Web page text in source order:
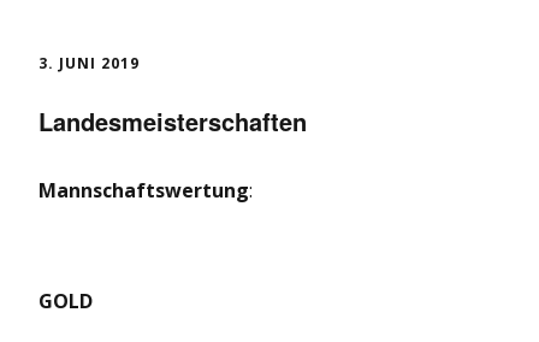
3. JUNI 2019
Landesmeisterschaften
Mannschaftswertung:
GOLD